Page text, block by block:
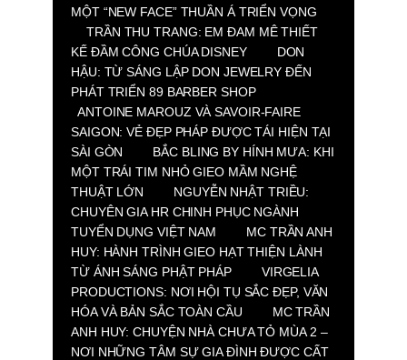
MỘT “NEW FACE” THUẦN Á TRIỂN VỌNG
TRẦN THU TRANG: EM ĐAM MÊ THIẾT
KẾ ĐẦM CÔNG CHÚA DISNEY
DON
HẬU: TỪ SÁNG LẬP DON JEWELRY ĐẾN
PHÁT TRIỂN 89 BARBER SHOP
ANTOINE MAROUZ VÀ SAVOIR-FAIRE
SAIGON: VẺ ĐẸP PHÁP ĐƯỢC TÁI HIỆN TẠI
SÀI GÒN
BẮC BLING BY HÍNH MƯA: KHI
MỘT TRÁI TIM NHỎ GIEO MẦM NGHỆ
THUẬT LỚN
NGUYỄN NHẬT TRIỀU:
CHUYÊN GIA HR CHINH PHỤC NGÀNH
TUYỂN DỤNG VIỆT NAM
MC TRẦN ANH
HUY: HÀNH TRÌNH GIEO HẠT THIỆN LÀNH
TỪ ÁNH SÁNG PHẬT PHÁP
VIRGELIA
PRODUCTIONS: NƠI HỘI TỤ SẮC ĐẸP, VĂN
HÓA VÀ BẢN SẮC TOÀN CẦU
MC TRẦN
ANH HUY: CHUYỆN NHÀ CHƯA TỎ MÙA 2 –
NƠI NHỮNG TÂM SỰ GIA ĐÌNH ĐƯỢC CẤT